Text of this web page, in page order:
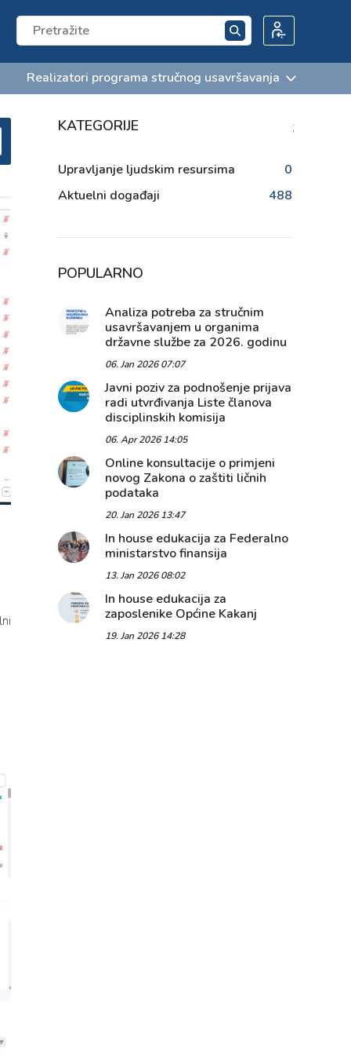
Realizatori programa stručnog usavršavanja
KATEGORIJE
Upravljanje ljudskim resursima
0
Aktuelni događaji
488
POPULARNO
Analiza potreba za stručnim
usavršavanjem u organima
državne službe za 2026. godinu
06. Jan 2026 07:07
Javni poziv za podnošenje prijava
radi utvrđivanja Liste članova
disciplinskih komisija
06. Apr 2026 14:05
Online konsultacije o primjeni
novog Zakona o zaštiti ličnih
podataka
20. Jan 2026 13:47
In house edukacija za Federalno
ministarstvo finansija
13. Jan 2026 08:02
In house edukacija za
zaposlenike Općine Kakanj
19. Jan 2026 14:28
;